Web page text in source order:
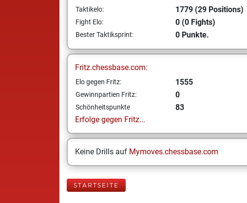
Taktikelo: 1779 (29 Positions)
Fight Elo: 0 (0 Fights)
Bester Taktiksprint: 0 Punkte.
Fritz.chessbase.com:
Elo gegen Fritz: 1555
Gewinnpartien Fritz: 0
Schönheitspunkte
83
Erfolge gegen Fritz...
Keine Drills auf Mymoves.chessbase.com
STARTSEITE